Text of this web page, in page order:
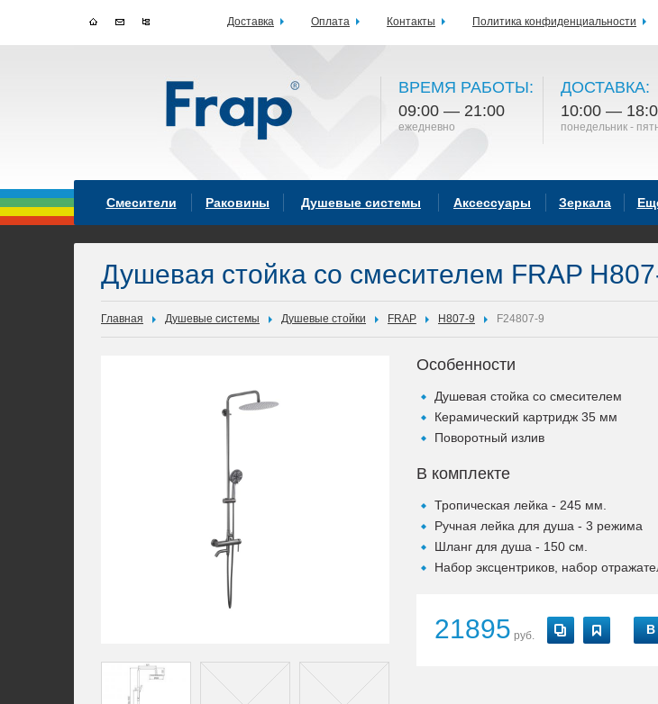
ВРЕМЯ РАБОТЫ:
09:00 — 21:00
ежедневно
ДОСТАВКА:
10:00 —
понедельник -
Смесители Раковины Душевые системы Аксессуары Зеркала
Душевая стойка со смесителем FRAP
Главная Душевые системы Душевые стойки FRAP H807-9 F24807-9
Особенности
Душевая стойка cо смесителем
Керамический картридж 35 мм
Поворотный излив
В комплекте
Тропическая лейка - 245 мм.
Ручная лейка для душа - 3 режима
Шланг для душа - 150 см.
Набор эксцентриков, набор
21895 руб. В
Доставка Оплата Контакты Политика конфиденциальности